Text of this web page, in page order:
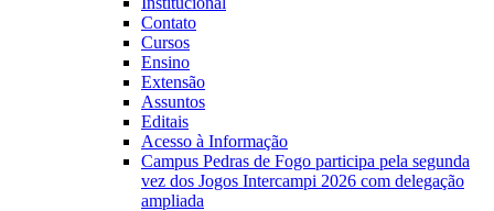
Contato
Cursos
Ensino
Extensão
Assuntos
Editais
Acesso à Informação
Campus Pedras de Fogo participa pela segunda
vez dos Jogos Intercampi 2026 com delegação
ampliada